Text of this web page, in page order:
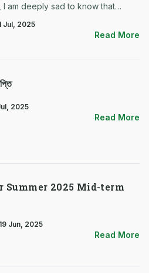
I am deeply sad to know that
and employees of the Uttara
and College have been
Jul, 2025
Read More
2025
Read More
Summer 2025 Mid-term
Jun, 2025
Read More